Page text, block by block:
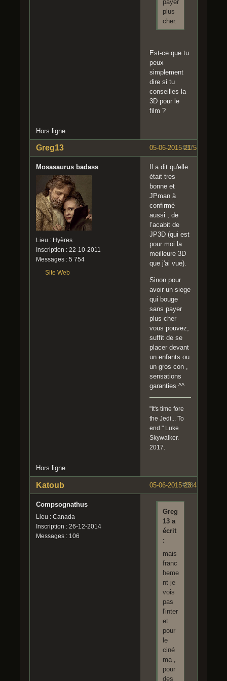
payer
plus
cher.
Est-ce que tu
peux
simplement
dire si tu
conseilles la
3D pour le
film ?
Hors ligne
#37
05-06-2015 21:55:38
Greg13
Mosasaurus badass
Lieu : Hyères
Inscription : 22-10-2011
Messages : 5 754
Site Web
Il a dit qu'elle
était tres
bonne et
JPman à
confirmé
aussi , de
l’acabit de
JP3D (qui est
pour moi la
meilleure 3D
que j'ai vue).
Sinon pour
avoir un siege
qui bouge
sans payer
plus cher
vous pouvez,
suffit de se
placer devant
un enfants ou
un gros con ,
sensations
garanties ^^
"It's time fore
the Jedi... To
end." Luke
Skywalker.
2017.
Hors ligne
#38
05-06-2015 23:48:07
Katoub
Compsognathus
Lieu : Canada
Inscription : 26-12-2014
Messages : 106
Greg
13 a
écrit
:
mais
franc
heme
nt je
vois
pas
l'inter
et
pour
le
ciné
ma ,
pour
des